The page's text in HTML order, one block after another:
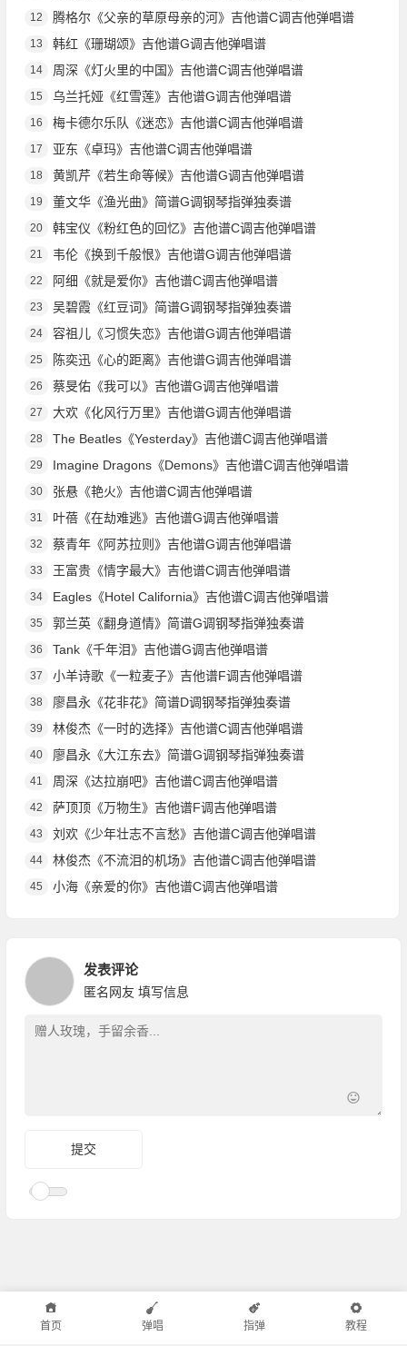
12 腾格尔《父亲的草原母亲的河》吉他谱C调吉他弹唱谱
13 韩红《珊瑚颂》吉他谱G调吉他弹唱谱
14 周深《灯火里的中国》吉他谱C调吉他弹唱谱
15 乌兰托娅《红雪莲》吉他谱G调吉他弹唱谱
16 梅卡德尔乐队《迷恋》吉他谱C调吉他弹唱谱
17 亚东《卓玛》吉他谱C调吉他弹唱谱
18 黄凯芹《若生命等候》吉他谱G调吉他弹唱谱
19 董文华《渔光曲》简谱G调钢琴指弹独奏谱
20 韩宝仪《粉红色的回忆》吉他谱C调吉他弹唱谱
21 韦伦《换到千般恨》吉他谱G调吉他弹唱谱
22 阿细《就是爱你》吉他谱C调吉他弹唱谱
23 吴碧霞《红豆词》简谱G调钢琴指弹独奏谱
24 容祖儿《习惯失恋》吉他谱G调吉他弹唱谱
25 陈奕迅《心的距离》吉他谱G调吉他弹唱谱
26 蔡旻佑《我可以》吉他谱G调吉他弹唱谱
27 大欢《化风行万里》吉他谱G调吉他弹唱谱
28 The Beatles《Yesterday》吉他谱C调吉他弹唱谱
29 Imagine Dragons《Demons》吉他谱C调吉他弹唱谱
30 张悬《艳火》吉他谱C调吉他弹唱谱
31 叶蓓《在劫难逃》吉他谱G调吉他弹唱谱
32 蔡青年《阿苏拉则》吉他谱G调吉他弹唱谱
33 王富贵《情字最大》吉他谱C调吉他弹唱谱
34 Eagles《Hotel California》吉他谱C调吉他弹唱谱
35 郭兰英《翻身道情》简谱G调钢琴指弹独奏谱
36 Tank《千年泪》吉他谱G调吉他弹唱谱
37 小羊诗歌《一粒麦子》吉他谱F调吉他弹唱谱
38 廖昌永《花非花》简谱D调钢琴指弹独奏谱
39 林俊杰《一时的选择》吉他谱C调吉他弹唱谱
40 廖昌永《大江东去》简谱G调钢琴指弹独奏谱
41 周深《达拉崩吧》吉他谱C调吉他弹唱谱
42 萨顶顶《万物生》吉他谱F调吉他弹唱谱
43 刘欢《少年壮志不言愁》吉他谱C调吉他弹唱谱
44 林俊杰《不流泪的机场》吉他谱C调吉他弹唱谱
45 小海《亲爱的你》吉他谱C调吉他弹唱谱
发表评论
匿名网友 填写信息
首页 弹唱 指弹 教程